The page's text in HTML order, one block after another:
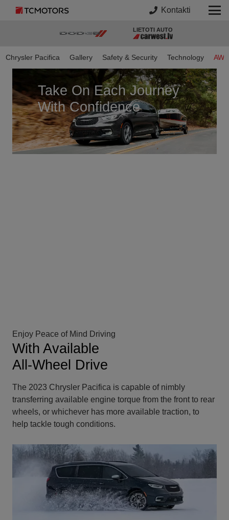
Kontakti
LIETOTI AUTO
Chrysler Pacifica Gallery Safety & Security Technology
Take On Each Journey
With Confidence
Enjoy Peace of Mind Driving
With Available
All-Wheel Drive
The 2023 Chrysler Pacifica is capable of nimbly
transferring available engine torque from the front to rear
wheels, or whichever has more available traction, to
help tackle tough conditions.